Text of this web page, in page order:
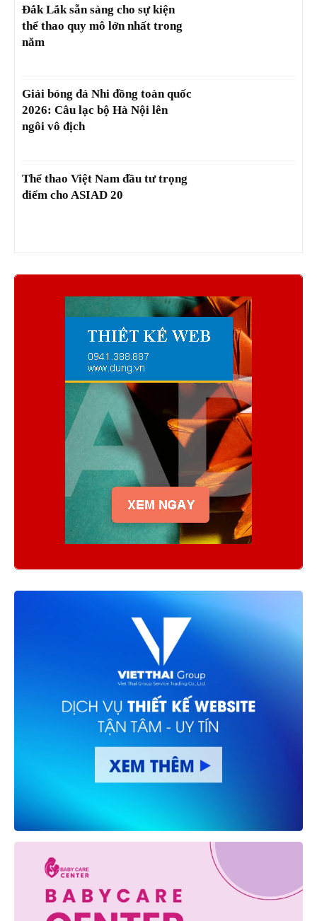
Đắk Lắk sẵn sàng cho sự kiện
thể thao quy mô lớn nhất trong
năm
Giải bóng đá Nhi đồng toàn quốc
2026: Câu lạc bộ Hà Nội lên
ngôi vô địch
Thể thao Việt Nam đầu tư trọng
điểm cho ASIAD 20